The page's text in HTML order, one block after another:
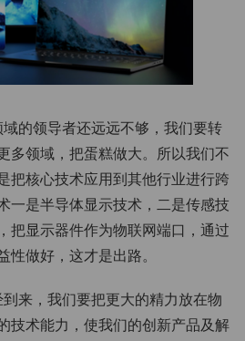
的领导者还远远不够，我们要转
多领域，把蛋糕做大。所以我们不
把核心技术应用到其他行业进行跨
一是半导体显示技术，二是传感技
把显示器件作为物联网端口，通过
性做好，这才是出路。
来，我们要把更大的精力放在物
技术能力，使我们的创新产品及解